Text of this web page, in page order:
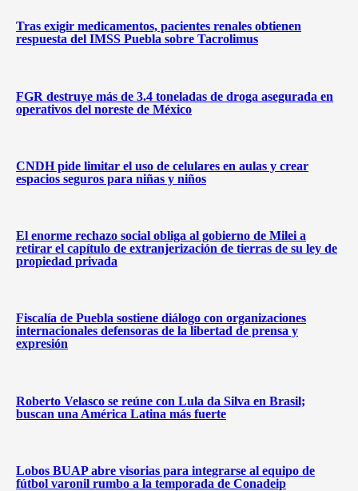
Tras exigir medicamentos, pacientes renales obtienen
respuesta del IMSS Puebla sobre Tacrolimus
FGR destruye más de 3.4 toneladas de droga asegurada en
operativos del noreste de México
CNDH pide limitar el uso de celulares en aulas y crear
espacios seguros para niñas y niños
El enorme rechazo social obliga al gobierno de Milei a
retirar el capítulo de extranjerización de tierras de su ley de
propiedad privada
Fiscalía de Puebla sostiene diálogo con organizaciones
internacionales defensoras de la libertad de prensa y
expresión
Roberto Velasco se reúne con Lula da Silva en Brasil;
buscan una América Latina más fuerte
Lobos BUAP abre visorias para integrarse al equipo de
fútbol varonil rumbo a la temporada de Conadeip